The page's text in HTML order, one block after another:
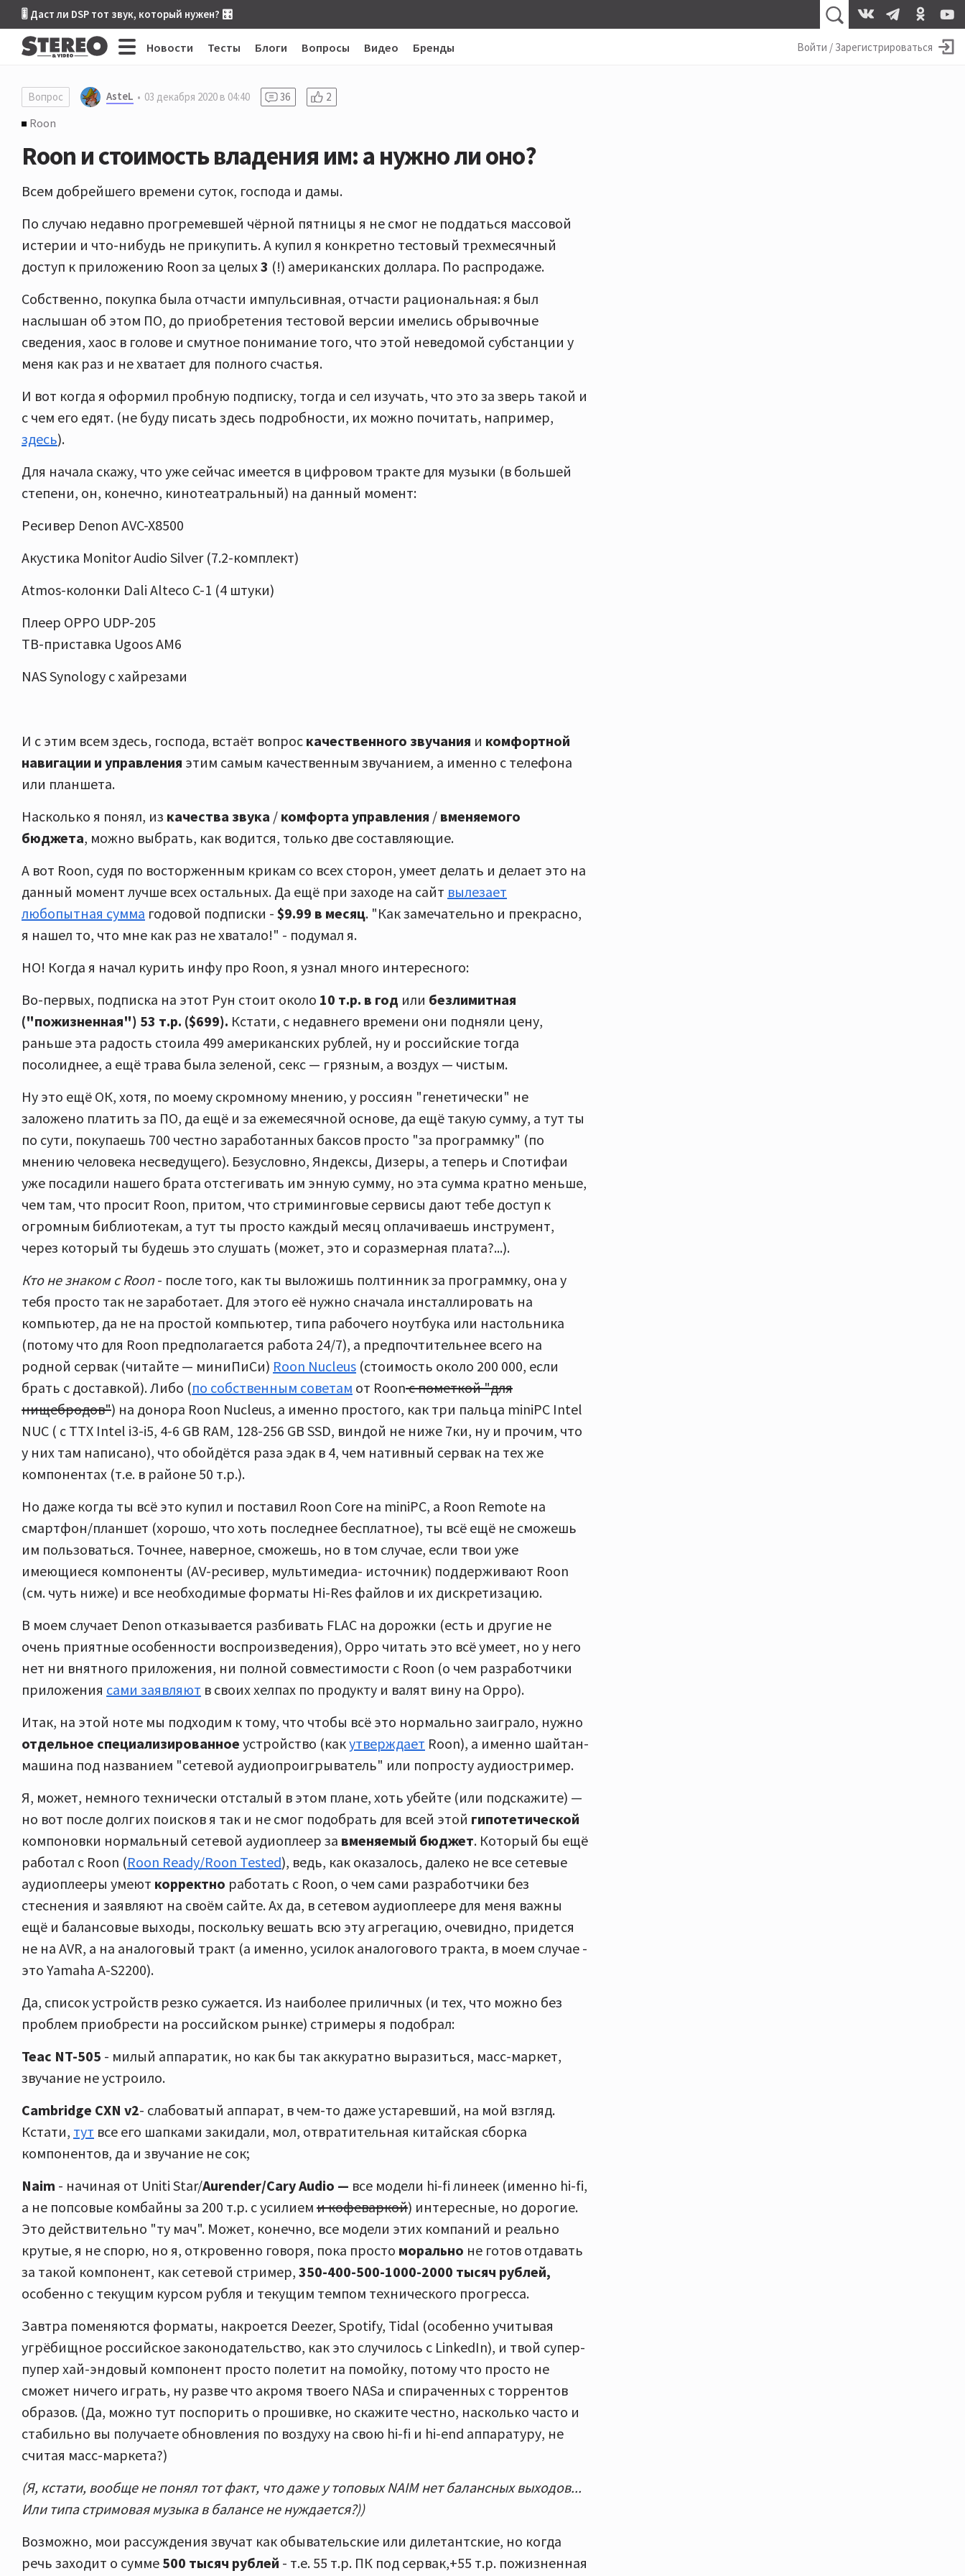
🎚 Даст ли DSP тот звук, который нужен? 🎛
Новости Тесты Блоги Вопросы Видео Бренды Войти / Зарегистрироваться
Вопрос AsteL 03 декабря 2020 в 04:40 36 2
Roon
Roon и стоимость владения им: а нужно ли оно?
Всем добрейшего времени суток, господа и дамы.
По случаю недавно прогремевшей чёрной пятницы я не смог не поддаться массовой
истерии и что-нибудь не прикупить. А купил я конкретно тестовый трехмесячный
доступ к приложению Roon за целых3 (!) американских доллара. По распродаже.
Собственно, покупка была отчасти импульсивная, отчасти рациональная: я был
наслышан об этом ПО, до приобретения тестовой версии имелись обрывочные
сведения, хаос в голове и смутное понимание того, что этой неведомой субстанции у
меня как раз и не хватает для полного счастья.
И вот когда я оформил пробную подписку, тогда и сел изучать, что это за зверь такой и
с чем его едят. (не буду писать здесь подробности, их можно почитать, например,
здесь).
Для начала скажу, что уже сейчас имеется в цифровом тракте для музыки (в большей
степени, он, конечно, кинотеатральный) на данный момент:
Ресивер Denon AVC-X8500
Акустика Monitor Audio Silver (7.2-комплект)
Atmos-колонки Dali Alteco C-1 (4 штуки)
Плеер OPPO UDP-205
ТВ-приставка Ugoos AM6
NAS Synology с хайрезами
И c этим всем здесь, господа, встаёт вопрос качественного звучания и комфортной
навигации и управления этим самым качественным звучанием, а именно с телефона
или планшета.
Насколько я понял, из качества звука / комфорта управления / вменяемого
бюджета, можно выбрать, как водится, только две составляющие.
А вот Roon, судя по восторженным крикам со всех сторон, умеет делать и делает это на
данный момент лучше всех остальных. Да ещё при заходе на сайт вылезает
любопытная сумма годовой подписки - $9.99 в месяц. "Как замечательно и прекрасно,
я нашел то, что мне как раз не хватало!" - подумал я.
НО! Когда я начал курить инфу про Roon, я узнал много интересного:
Во-первых, подписка на этот Рун стоит около 10 т.р. в год или безлимитная
("пожизненная") 53 т.р. ($699). Кстати, с недавнего времени они подняли цену,
раньше эта радость стоила 499 американских рублей, ну и российские тогда
посолиднее, а ещё трава была зеленой, секс — грязным, а воздух — чистым.
Ну это ещё ОК, хотя, по моему скромному мнению, у россиян "генетически" не
заложено платить за ПО, да ещё и за ежемесячной основе, да ещё такую сумму, а тут ты
по сути, покупаешь 700 честно заработанных баксов просто "за программку" (по
мнению человека несведущего). Безусловно, Яндексы, Дизеры, а теперь и Спотифаи
уже посадили нашего брата отстегивать им энную сумму, но эта сумма кратно меньше,
чем там, что просит Roon, притом, что стриминговые сервисы дают тебе доступ к
огромным библиотекам, а тут ты просто каждый месяц оплачиваешь инструмент,
через который ты будешь это слушать (может, это и соразмерная плата?...).
Кто не знаком с Roon- после того, как ты выложишь полтинник за программку, она у
тебя просто так не заработает. Для этого её нужно сначала инсталлировать на
компьютер, да не на простой компьютер, типа рабочего ноутбука или настольника
(потому что для Roon предполагается работа 24/7), а предпочтительнее всего на
родной сервак (читайте — миниПиСи) Roon Nucleus (стоимость около 200 000, если
брать с доставкой). Либо (по собственным советам от Roonс пометкой "для
нищебродов") на донора Roon Nucleus, а именно простого, как три пальца miniPC Intel
NUC ( с ТТХ Intel i3-i5, 4-6 GB RAM, 128-256 GB SSD, виндой не ниже 7ки, ну и прочим, что
у них там написано), что обойдётся раза эдак в 4, чем нативный сервак на тех же
компонентах (т.е. в районе 50 т.р.).
Но даже когда ты всё это купил и поставил Roon Core на miniPC, а Roon Remote на
смартфон/планшет (хорошо, что хоть последнее бесплатное), ты всё ещё не сможешь
им пользоваться. Точнее, наверное, сможешь, но в том случае, если твои уже
имеющиеся компоненты (AV-ресивер, мультимедиа- источник) поддерживают Roon
(см. чуть ниже) и все необходимые форматы Hi-Res файлов и их дискретизацию.
В моем случает Denon отказывается разбивать FLAC на дорожки (есть и другие не
очень приятные особенности воспроизведения), Oppo читать это всё умеет, но у него
нет ни внятного приложения, ни полной совместимости с Roon (о чем разработчики
приложения сами заявляют в своих хелпах по продукту и валят вину на Oppo).
Итак, на этой ноте мы подходим к тому, что чтобы всё это нормально заиграло, нужно
отдельное специализированное устройство (какутверждает Roon), а именно шайтан-
машина под названием "сетевой аудиопроигрыватель" или попросту аудиостример.
Я, может, немного технически отсталый в этом плане, хоть убейте (или подскажите) —
но вот после долгих поисков я так и не смог подобрать для всей этой гипотетической
компоновки нормальный сетевой аудиоплеер за вменяемый бюджет. Который бы ещё
работал с Roon (Roon Ready/Roon Tested), ведь, как оказалось, далеко не все сетевые
аудиоплееры умеют корректно работать с Roon, о чем сами разработчики без
стеснения и заявляют на своём сайте. Ах да, в сетевом аудиоплеере для меня важны
ещё и балансовые выходы, поскольку вешать всю эту агрегацию, очевидно, придется
не на AVR, а на аналоговый тракт (а именно, усилок аналогового тракта, в моем случае -
это Yamaha A-S2200).
Да, список устройств резко сужается. Из наиболее приличных (и тех, что можно без
проблем приобрести на российском рынке) стримеры я подобрал:
Teac NT-505 - милый аппаратик, но как бы так аккуратно выразиться, масс-маркет,
звучание не устроило.
Cambridge СХN v2- слабоватый аппарат, в чем-то даже устаревший, на мой взгляд.
Кстати, тут все его шапками закидали, мол, отвратительная китайская сборка
компонентов, да и звучание не сок;
Naim - начиная от Uniti Star/Aurender/Cary Audio — все модели hi-fi линеек (именно hi-fi,
а не попсовые комбайны за 200 т.р. с усилием и кофеваркой) интересные, но дорогие.
Это действительно "ту мач". Может, конечно, все модели этих компаний и реально
крутые, я не спорю, но я, откровенно говоря, пока просто морально не готов отдавать
за такой компонент, как сетевой стример, 350-400-500-1000-2000 тысяч рублей,
особенно с текущим курсом рубля и текущим темпом технического прогресса.
Завтра поменяются форматы, накроется Deezer, Spotify, Tidal (особенно учитывая
угрёбищное российское законодательство, как это случилось с LinkedIn), и твой супер-
пупер хай-эндовый компонент просто полетит на помойку, потому что просто не
сможет ничего играть, ну разве что акромя твоего NASа и спираченных с торрентов
образов. (Да, можно тут поспорить о прошивке, но скажите честно, насколько часто и
стабильно вы получаете обновления по воздуху на свою hi-fi и hi-end аппаратуру, не
считая масс-маркета?)
(Я, кстати, вообще не понял тот факт, что даже у топовых NAIM нет балансных выходов...
Или типа стримовая музыка в балансе не нуждается?))
Возможно, мои рассуждения звучат как обывательские или дилетантские, но когда
речь заходит о сумме 500 тысяч рублей - т.е. 55 т.р. ПК под сервак,+55 т.р. пожизненная